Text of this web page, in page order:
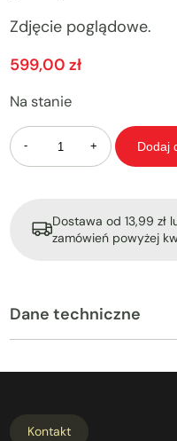
Zdjęcie poglądowe.
599,00zł
Na stanie
Ilość Dodaj
Dostawa od 13,99 zł
zamówień powyżej
Dane techniczne
Kontakt